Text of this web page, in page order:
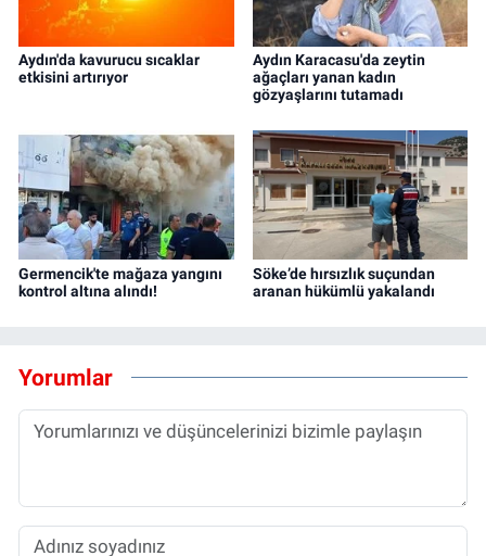
Aydın'da kavurucu sıcaklar
etkisini artırıyor
Aydın Karacasu'da zeytin
ağaçları yanan kadın
gözyaşlarını tutamadı
Germencik'te mağaza yangını
kontrol altına alındı!
Söke’de hırsızlık suçundan
aranan hükümlü yakalandı
Yorumlar